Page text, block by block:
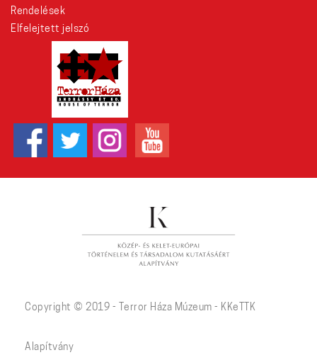
Rendelések
Elfelejtett jelszó
Copyright © 2019 - Terror Háza Múzeum - KKeTTK
Alapítvány